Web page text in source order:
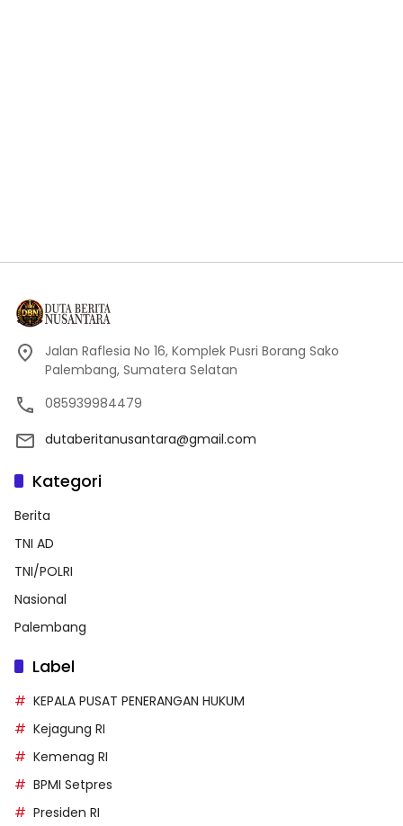
Jalan Raflesia No 16, Komplek Pusri Borang Sako
Palembang, Sumatera Selatan
085939984479
dutaberitanusantara@gmail.com
Kategori
Berita
TNI AD
TNI/POLRI
Nasional
Palembang
Label
KEPALA PUSAT PENERANGAN HUKUM
Kejagung RI
Kemenag RI
BPMI Setpres
Presiden RI